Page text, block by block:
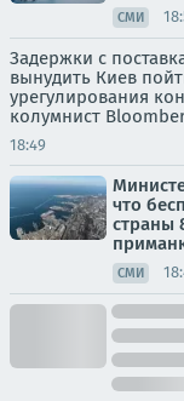
СМИ
Задержки с
вынудить Киев
урегулирования
колумнист
18:49
что
страны
СМИ